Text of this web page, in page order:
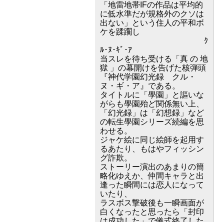
「地雷地帯IFの作品は平均的
に低水準だが規格外のクソは
出ない」という住人の平和ボ
ケを蹂躙し
ｸ
ﾙ･ﾇ･ｷﾞ･ｱ
当スレを待ち受ける「真 の 地
獄 」の幕開けを告げた核弾頭
『神代学園幻光録 クル・
ヌ・ギ・ア』である。
タイトルに「學園」と謳いな
がらも學園殆ど関係無い上、
「幻光録」は「幻想録」など
の転生學園シリーズ続編を思
わせる。
ジャケ絵に同じ絵師を起用す
るあたり、もはやフィッシン
グ詐欺。
ストーリー演出のあまりの簡
略化ゆえか、仲間キャラと出
逢った瞬間には恋人になって
いたり、
ラスボス撃破後も一瞬画面が
白くなったと思ったら「封印